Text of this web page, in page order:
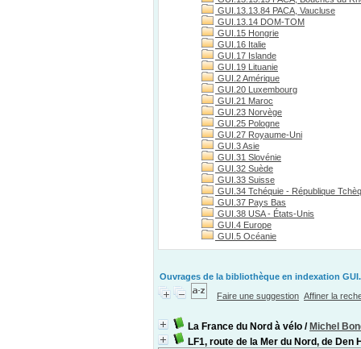
GUI.13.13.84 PACA, Vaucluse
GUI.13.14 DOM-TOM
GUI.15 Hongrie
GUI.16 Italie
GUI.17 Islande
GUI.19 Lituanie
GUI.2 Amérique
GUI.20 Luxembourg
GUI.21 Maroc
GUI.23 Norvège
GUI.25 Pologne
GUI.27 Royaume-Uni
GUI.3 Asie
GUI.31 Slovénie
GUI.32 Suède
GUI.33 Suisse
GUI.34 Tchéquie - République
GUI.37 Pays Bas
GUI.38 USA - États-Unis
GUI.4 Europe
GUI.5 Océanie
Ouvrages de la bibliothèque en indexation
Faire une suggestion Affiner la
La France du Nord à vélo / Michel
LF1, route de la Mer du Nord, de